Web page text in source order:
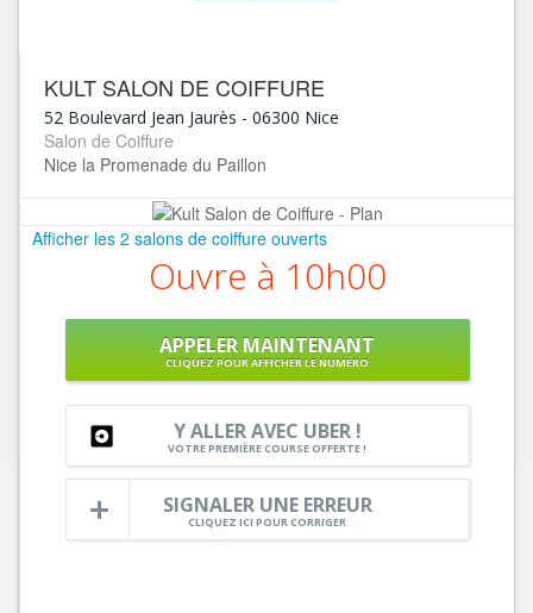
KULT SALON DE COIFFURE
52 Boulevard Jean Jaurès - 06300 Nice
Salon de Coiffure
Nice la Promenade du Paillon
Afficher les 2 salons de coiffure ouverts
Ouvre à 10h00
APPELER MAINTENANT
CLIQUEZ POUR AFFICHER LE NUMÉRO
Y ALLER AVEC UBER !
VOTRE PREMIÈRE COURSE OFFERTE !
SIGNALER UNE ERREUR
CLIQUEZ ICI POUR CORRIGER